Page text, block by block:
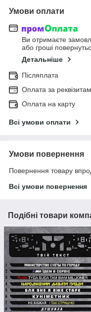
Умови оплати
Ви отримаєте
або гроші
Детальніше
Післяплата
Оплата за
Оплата на карту
Всі умови оплати
Умови повернення
Повернення товару
Всі умови повернення
Подібні товари